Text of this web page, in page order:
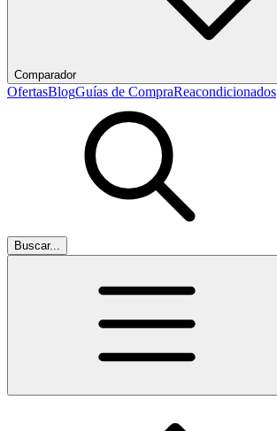
Comparador
OfertasBlogGuías de CompraReacondicionados
Buscar...